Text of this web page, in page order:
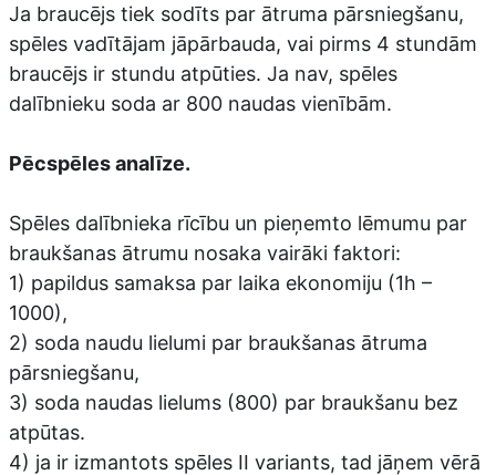
Ja braucējs tiek sodīts par ātruma pārsniegšanu,
spēles vadītājam jāpārbauda, vai pirms 4 stundām
braucējs ir stundu atpūties. Ja nav, spēles
dalībnieku soda ar 800 naudas vienībām.
Pēcspēles analīze.
Spēles dalībnieka rīcību un pieņemto lēmumu par
braukšanas ātrumu nosaka vairāki faktori:
1) papildus samaksa par laika ekonomiju (1h –
1000),
2) soda naudu lielumi par braukšanas ātruma
pārsniegšanu,
3) soda naudas lielums (800) par braukšanu bez
atpūtas.
4) ja ir izmantots spēles II variants, tad jāņem vērā